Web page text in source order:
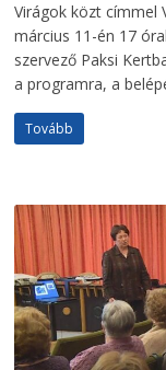
Virágok közt címmel
március 11-én 17
szervező Paksi
a programra, a
Tovább